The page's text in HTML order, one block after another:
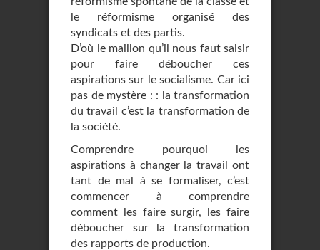
le réformisme organisé des
syndicats et des partis.
D’où le maillon qu’il nous faut saisir
pour faire déboucher ces
aspirations sur le socialisme. Car ici
pas de mystère : : la transformation
du travail c’est la transformation de
la société.
Comprendre pourquoi les
aspirations à changer la travail ont
tant de mal à se formaliser, c’est
commencer à comprendre
comment les faire surgir, les faire
déboucher sur la transformation
des rapports de production.